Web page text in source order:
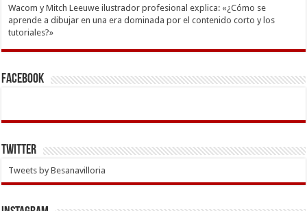
Wacom y Mitch Leeuwe ilustrador profesional explica: «¿Cómo se
aprende a dibujar en una era dominada por el contenido corto y los
tutoriales?»
Facebook
Twitter
Tweets by Besanavilloria